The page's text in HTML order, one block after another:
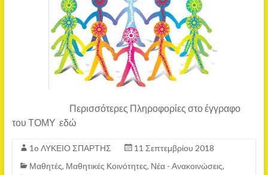
Περισσότερες Πληροφορίες στο έγγραφο
του ΤΟΜΥ εδώ
1o ΛΥΚΕΙΟ ΣΠΑΡΤΗΣ
11 Σεπτεμβρίου 2018
Μαθητές, Μαθητικές Κοινότητες, Νέα - Ανακοινώσεις,